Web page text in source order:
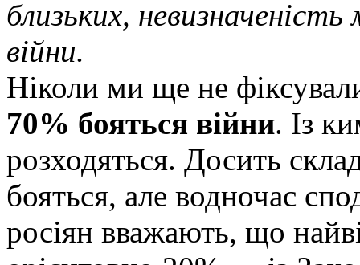
близьких,
війни.
Ніколи ми ще не
70% бояться війни. Із
розходяться. Досить
бояться, але водночас
росіян вважають, що